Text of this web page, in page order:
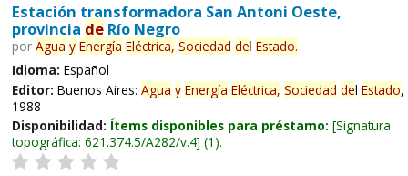
Estación transformadora San Antoni Oeste,
provincia deRío Negro
por Agua y Energía Eléctrica, Sociedad del Estado.
Idioma: Español
Editor: Buenos Aires: Agua y Energía Eléctrica, Sociedad del Estado,
1988
Disponibilidad: Ítems disponibles para préstamo: Signatura
topográfica: 621.374.5/A282/v.4 (1).